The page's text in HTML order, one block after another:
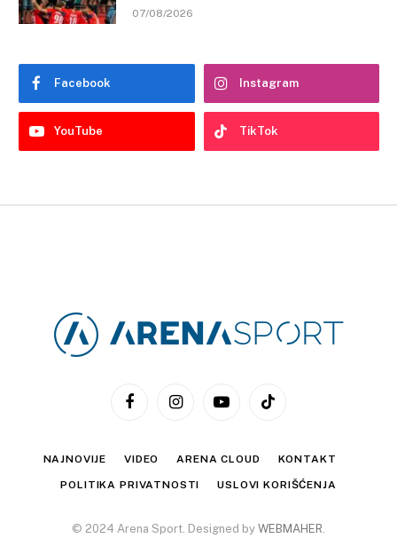
07/08/2026
Facebook Instagram
YouTube TikTok
FacebookInstagramYouTubeTikTok
NAJNOVIJE VIDEO ARENA CLOUD KONTAKT
POLITIKA PRIVATNOSTI USLOVI KORIŠĆENJA
© 2024 Arena Sport. Designed by WEBMAHER.